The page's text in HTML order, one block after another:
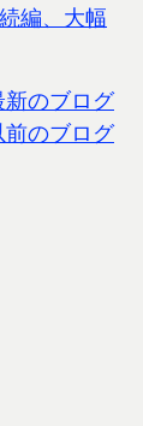
編、大幅
新のブログ
前のブログ